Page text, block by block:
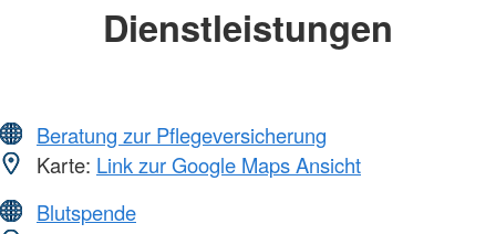
Dienstleistungen
Beratung zur Pflegeversicherung
Karte: Link zur Google Maps Ansicht
Blutspende